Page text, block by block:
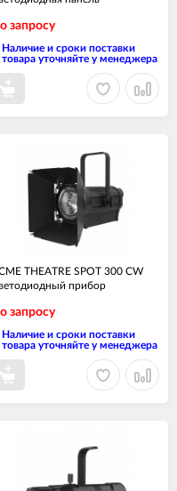
запросу
Наличие и сроки поставки
товара уточняйте у менеджера
THEATRE SPOT 300 CW
прибор
запросу
Наличие и сроки поставки
товара уточняйте у менеджера